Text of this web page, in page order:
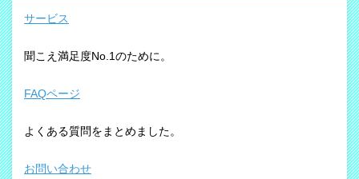
サービス
聞こえ満足度No.1のために。
FAQページ
よくある質問をまとめました。
お問い合わせ